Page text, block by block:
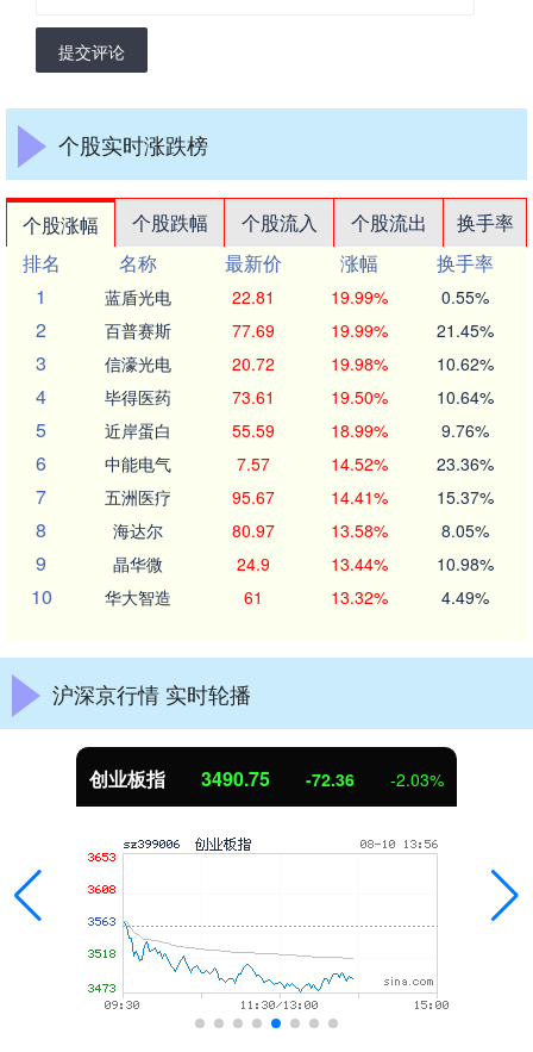
提交评论
个股实时涨跌榜
个股涨幅 个股跌幅 个股流入 个股流出
换手率
排名
名称 最新价 涨幅
换手率
1
蓝盾光电 22.81 19.99% 0.55%
2 百普赛斯 77.69 19.99% 21.45%
3 信濠光电 20.72 19.98% 10.62%
4 毕得医药 73.61 19.50% 10.64%
5 近岸蛋白 55.59 18.99% 9.76%
6 中能电气 7.57 14.52% 23.36%
7 五洲医疗 95.67 14.41% 15.37%
8 海达尔 80.97 13.58% 8.05%
9 晶华微 24.9 13.44% 10.98%
10 华大智造 61 13.32% 4.49%
沪深京行情 实时轮播
创业板指 3490.75 -72.36 -2.03%